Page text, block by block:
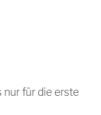
nur für die erste